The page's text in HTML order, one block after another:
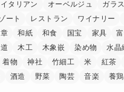
イタリアン オーベルジュ
ガラ
ート レストラン ワイナリー
和紙 和食 国宝 家具
木工 木象嵌 染め物 水晶
着物 神社 竹細工 米 紅茶
酒造 野菜 陶芸 音楽 養鶏